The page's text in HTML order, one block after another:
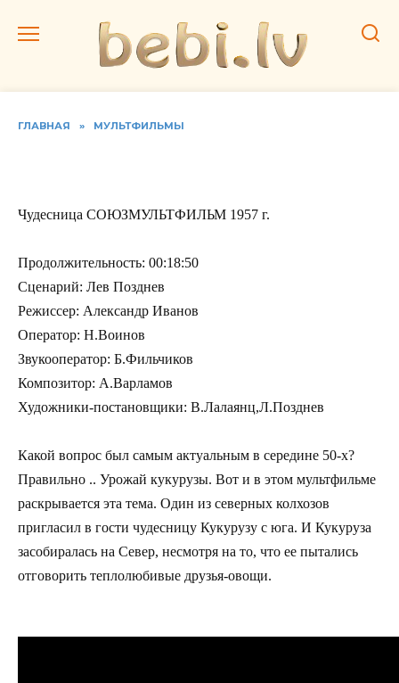
ГЛАВНАЯ » МУЛЬТФИЛЬМЫ
Чудесница СОЮЗМУЛЬТФИЛЬМ 1957 г.
Продолжительность: 00:18:50
Сценарий: Лев Позднев
Режиссер: Александр Иванов
Оператор: Н.Воинов
Звукооператор: Б.Фильчиков
Композитор: А.Варламов
Художники-постановщики: В.Лалаянц,Л.Позднев
Какой вопрос был самым актуальным в середине 50-х?
Правильно .. Урожай кукурузы. Вот и в этом мультфильме
раскрывается эта тема. Один из северных колхозов
пригласил в гости чудесницу Кукурузу с юга. И Кукуруза
засобиралась на Север, несмотря на то, что ее пытались
отговорить теплолюбивые друзья-овощи.